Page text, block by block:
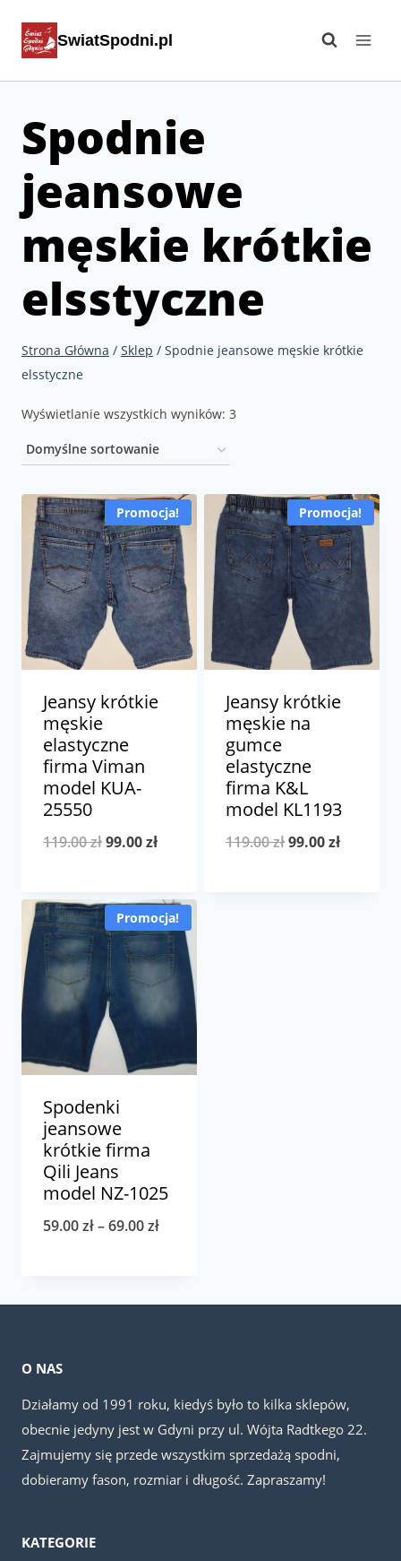
SwiatSpodni.pl
Spodnie
jeansowe
męskie krótkie
elsstyczne
Strona Główna / Sklep / Spodnie jeansowe męskie krótkie
elsstyczne
Wyświetlanie wszystkich wyników: 3
Promocja!
Jeansy krótkie
męskie
elastyczne
firma Viman
model KUA-
25550
119.00złPierwotna
wynosiła:
119.00 zł.
99.00złAktualna
wynosi:
99.00 zł.
Promocja!
Jeansy krótkie
męskie na
gumce
elastyczne
firma K&L
model KL1193
119.00złPierwotna
99.00złAktualna
Promocja!
Spodenki
jeansowe
krótkie firma
Qili Jeans
model NZ-1025
59.00zł–69.00złZakres
59.00 zł
O NAS
Działamy od 1991 roku, kiedyś było to kilka sklepów,
obecnie jedyny jest w Gdyni przy ul. Wójta Radtkego 22.
Zajmujemy się przede wszystkim sprzedażą spodni,
dobieramy fason, rozmiar i długość. Zapraszamy!
KATEGORIE